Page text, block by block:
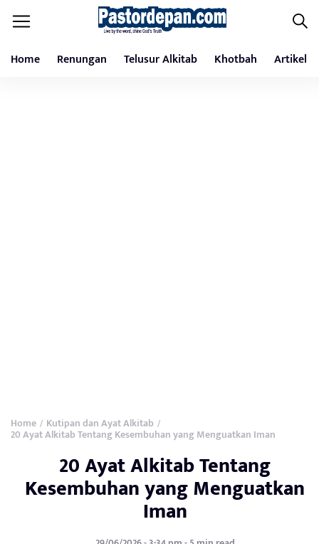
Home Renungan Telusur Alkitab Khotbah Artikel
Home / Kutipan dan Ayat Alkitab /
20 Ayat Alkitab Tentang Kesembuhan yang Menguatkan Iman
20 Ayat Alkitab Tentang
Kesembuhan yang Menguatkan
Iman